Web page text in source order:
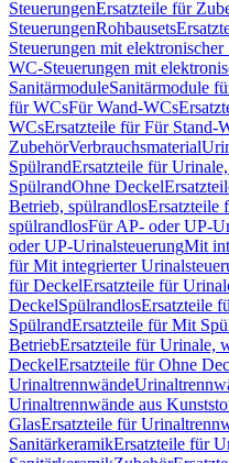
SteuerungenErsatzteile für
SteuerungenRohbausets
Steuerungen mit elektronischer
WC-Steuerungen mit
SanitärmoduleSanitärmodule
für WCsFür Wand-WCs
WCsErsatzteile für Für Stand-
ZubehörVerbrauchsmaterial
SpülrandErsatzteile für
SpülrandOhne Deckel
Betrieb, spülrandlosErsatzteile
spülrandlosFür AP- oder UP-
oder UP-UrinalsteuerungMit
für Mit integrierter
für DeckelErsatzteile für
DeckelSpülrandlosErsatzteile
SpülrandErsatzteile für Mit
BetriebErsatzteile für Urinale,
DeckelErsatzteile für Ohne
Urinaltrennwände
Urinaltrennwände aus
GlasErsatzteile für
SanitärkeramikErsatzteile für